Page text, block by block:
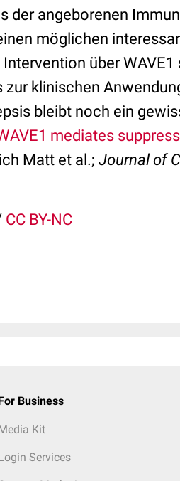
der angeborenen
möglichen
über
klinischen
bleibt noch ein
mediates
Matt et al.; Journal of
CC BY-NC
Business
Kit
Services